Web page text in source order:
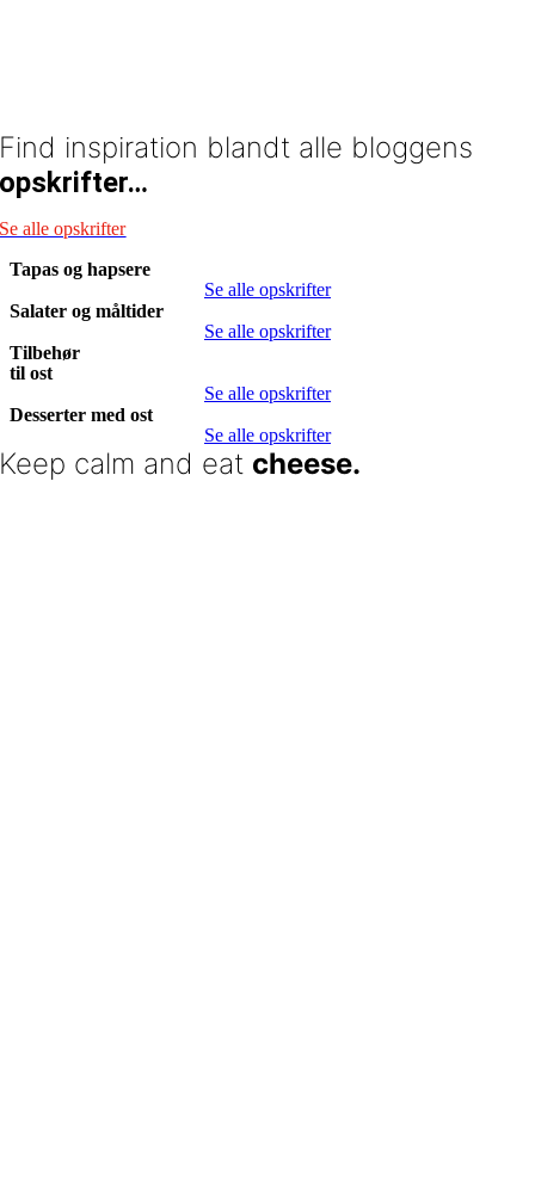
Find inspiration blandt alle bloggens
opskrifter…
Se alle opskrifter
Tapas og hapsere
Se alle opskrifter
Salater og måltider
Se alle opskrifter
Tilbehør
til ost
Se alle opskrifter
Desserter med ost
Se alle opskrifter
Keep calm and eat cheese.